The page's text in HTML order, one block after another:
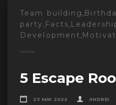
Team building,
party,Facts,
Development,
5 Escape
23 MAY 2022 ANDREI